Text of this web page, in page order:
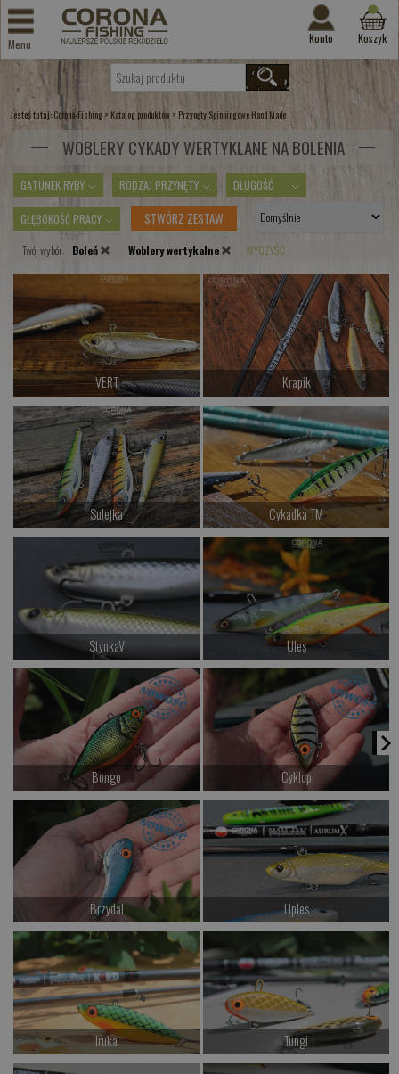
Menu Konto Koszyk
Jesteś tutaj: Corona-Fishing > Katalog produktów > Przynęty Spinningowe Hand Made
WOBLERY CYKADY WERTYKLANE NA BOLENIA
GATUNEK RYBY RODZAJ PRZYNĘTY DŁUGOŚĆ
GŁĘBOKOŚĆ PRACY STWÓRZ ZESTAW
Twój wybór: Boleń Woblery wertykalne WYCZYŚĆ
VERT
od 52.00 PLN
Kup teraz >
Krapik
od 54.00 PLN
Kup teraz >
Sulejka
od 54.00 PLN
Kup teraz >
Cykadka TM
od 52.00 PLN
Kup teraz >
StynkaV
od 62.00 PLN
Kup teraz >
Ules
od 42.00 PLN
Kup teraz >
Bongo
od 57.00 PLN
Kup teraz >
Cyklop
od 57.00 PLN
Kup teraz >
Brzydal
od 57.00 PLN
Kup teraz >
Liples
od 64.00 PLN
Kup teraz >
Iruka
od 52.00 PLN
Tungi
od 49.00 PLN